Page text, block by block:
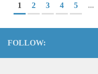
1 2 3 4 5 ...
FOLLOW: